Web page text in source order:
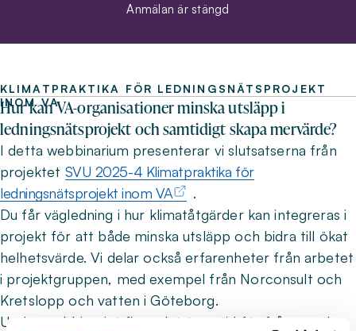
Anmälan är stängd
KLIMATPRAKTIKA FÖR LEDNINGSNÄTSPROJEKT
INOM VA
Hur kan VA-organisationer minska utsläpp i
ledningsnätsprojekt och samtidigt skapa mervärde?
I detta webbinarium presenterar vi slutsatserna från
projektet SVU 2025-4 Klimatpraktika för
ledningsnätsprojekt inom VA
.
Du får vägledning i hur klimatåtgärder kan integreras i
projekt för att både minska utsläpp och bidra till ökat
helhetsvärde. Vi delar också erfarenheter från arbetet
i projektgruppen, med exempel från Norconsult och
Kretslopp och vatten i Göteborg.
Under webbinariet finns det även tid för frågor och